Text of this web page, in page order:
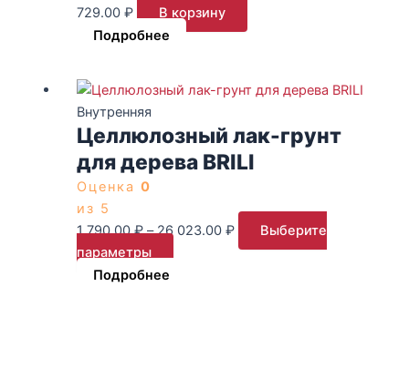
729.00 ₽
В корзину
Подробнее
Внутренняя
Целлюлозный лак-грунт
для дерева BRILI
Оценка 0
из 5
1 790.00₽ – 26 023.00 ₽
Диапазон
1
790.00 ₽
023.00 ₽
Выберите
параметры
Этот
имеет
несколько
вариаций.
выбрать
на
Подробнее